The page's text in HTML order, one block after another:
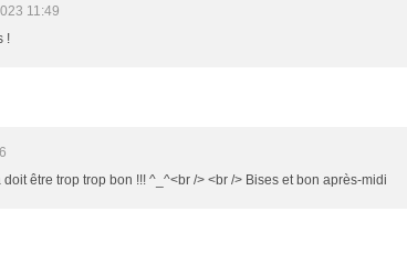
11:49
!
être trop trop bon !!! ^_^<br /> <br /> Bises et bon après-midi